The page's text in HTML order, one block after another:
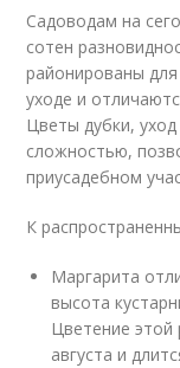
Садоводам на
сотен
районированы
уходе и
Цветы дубки,
сложностью,
приусадебном
К
Маргарита
высота
Цветение этой
августа и